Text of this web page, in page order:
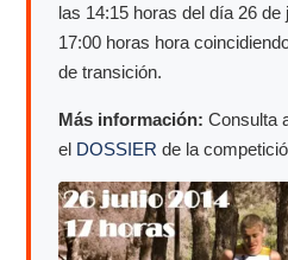
las 14:15 horas del día 26
17:00 horas hora
de transición.
Más información: Consulta
el DOSSIER de la